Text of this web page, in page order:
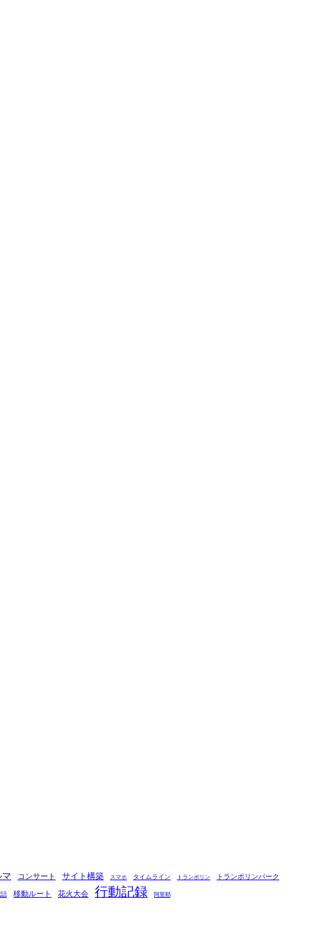
マ コンサート サイト構築 スマホ タイムライン トランポリン トランポリンパーク
移動ルート 花火大会 行動記録 阿里耶